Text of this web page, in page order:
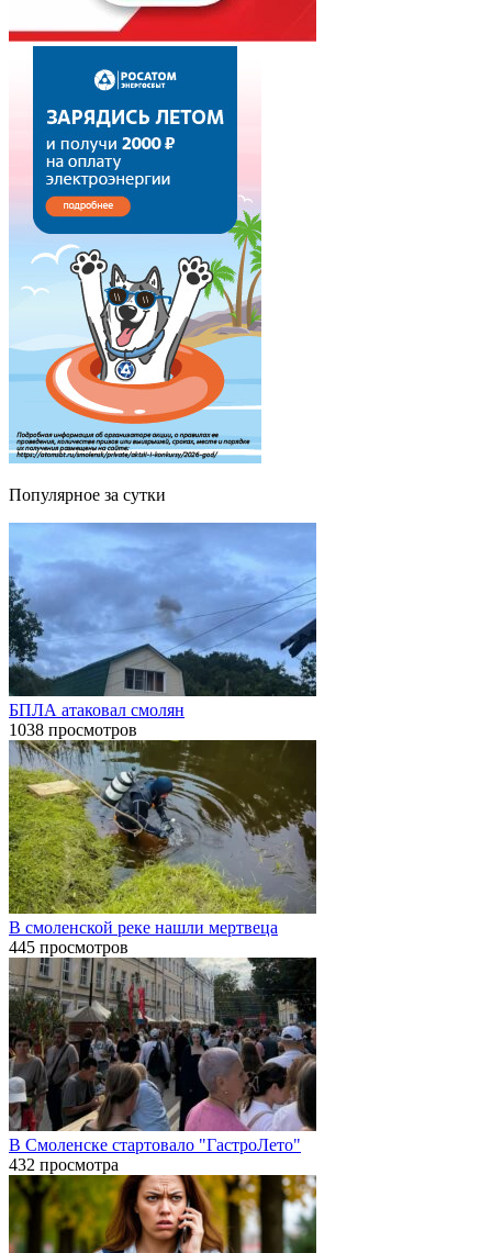
Популярное за сутки
БПЛА атаковал смолян
1038 просмотров
В смоленской реке нашли мертвеца
445 просмотров
В Смоленске стартовало "ГастроЛето"
432 просмотра